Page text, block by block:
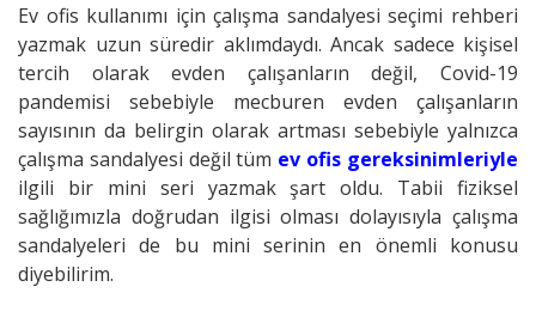
Ev ofis kullanımı için çalışma sandalyesi seçimi rehberi
yazmak uzun süredir aklımdaydı. Ancak sadece kişisel
tercih olarak evden çalışanların değil, Covid-19
pandemisi sebebiyle mecburen evden çalışanların
sayısının da belirgin olarak artması sebebiyle yalnızca
çalışma sandalyesi değil tüm ev ofis gereksinimleriyle
ilgili bir mini seri yazmak şart oldu. Tabii fiziksel
sağlığımızla doğrudan ilgisi olması dolayısıyla çalışma
sandalyeleri de bu mini serinin en önemli konusu
diyebilirim.